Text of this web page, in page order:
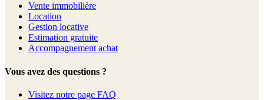
Vente immobilière
Location
Gestion locative
Estimation gratuite
Accompagnement achat
Vous avez des questions ?
Visitez notre page FAQ